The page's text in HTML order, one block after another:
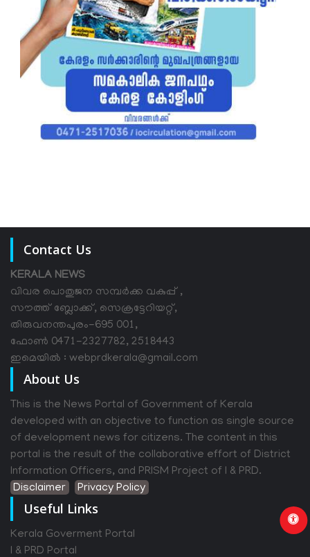
Contact Us
KERALA NEWS
വിവര പൊതുജന സമ്പര്‍ക്ക വകുപ്പ് ,
സൗത്ത് ബ്ലോക്ക്, സെക്രട്ടേറിയറ്റ്,
തിരുവനന്തപുരം-695 001,
ഫോൺ 0471-2327782, 2518443
ഇമെയിൽ : webprdkerala@gmail.com
About Us
This is the News Portal of Government of Kerala
developed with an objective to function as single source
of development news for citizens. The content in this
portal is the result of the collaborative effort of District
Information Officers, and PRISM Project of I & PRD.
Disclaimer
Privacy Policy
Useful Links
Kerala Goverment Portal
I & PRD Portal